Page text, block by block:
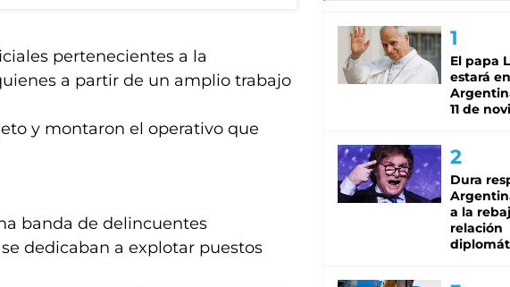
pertenecientes a la
a partir de un amplio trabajo
y montaron el operativo que
banda de delincuentes
dedicaban a explotar puestos
El papa
estará
11 de
Dura
a la
relación